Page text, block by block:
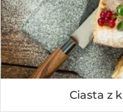
Ciasta z